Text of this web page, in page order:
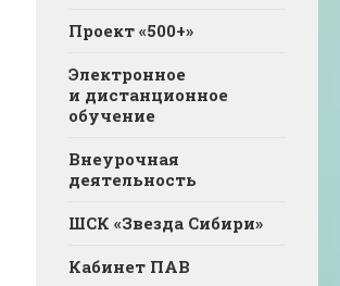
Проект «500+»
Электронное
и дистанционное
обучение
Внеурочная
деятельность
ШСК «Звезда Сибири»
Кабинет ПАВ